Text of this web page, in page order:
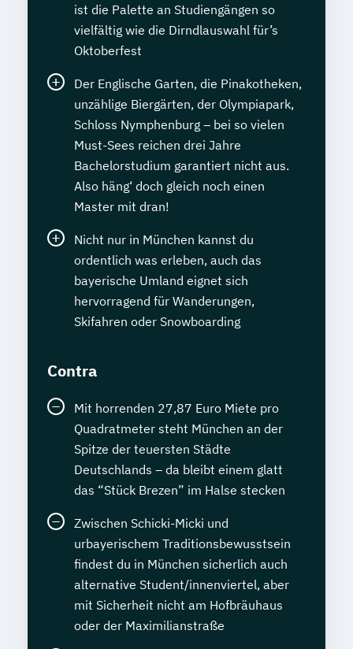
ist die Palette an Studiengängen so
vielfältig wie die Dirndlauswahl für’s
Oktoberfest
Der Englische Garten, die Pinakotheken,
unzählige Biergärten, der Olympiapark,
Schloss Nymphenburg – bei so vielen
Must-Sees reichen drei Jahre
Bachelorstudium garantiert nicht aus.
Also häng‘ doch gleich noch einen
Master mit dran!
Nicht nur in München kannst du
ordentlich was erleben, auch das
bayerische Umland eignet sich
hervorragend für Wanderungen,
Skifahren oder Snowboarding
Contra
Mit horrenden 27,87 Euro Miete pro
Quadratmeter steht München an der
Spitze der teuersten Städte
Deutschlands – da bleibt einem glatt
das “Stück Brezen” im Halse stecken
Zwischen Schicki-Micki und
urbayerischem Traditionsbewusstsein
findest du in München sicherlich auch
alternative Student/innenviertel, aber
mit Sicherheit nicht am Hofbräuhaus
oder der Maximilianstraße